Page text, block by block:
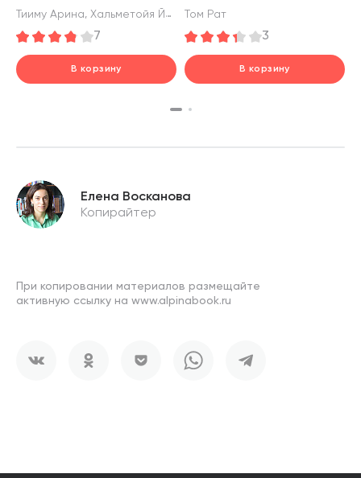
потенциала организма
Тииму Арина, Хальметойя Йаакко , Совиярви Олли
7
В корзину
влияют на здоровье и
Том Рат
3
В корзину
Елена Восканова
Копирайтер
При копировании материалов размещайте
активную ссылку на www.alpinabook.ru